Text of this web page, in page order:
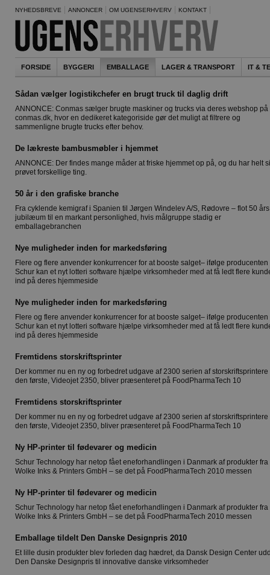
NYHEDSBREVE ANNONCER OM UGENSERHVERV KONTAKT
FORSIDE BYGGERI EMBALLAGE LAGER & TRANSPORT IT &
Sådan vælger logistikchefer en brugt truck til daglig drift
ANNONCE: Conmas sælger brugte maskiner og trucks via deres webshop på
conmas.dk, hvor en dedikeret kategoriside gør det muligt at filtrere og
sammenligne brugte trucks efter behov.
De lækreste bambusmøbler i hjemmet
ANNONCE: Der findes mange måder at friske hjemmet op på, og du har helt
prøvet forskellige ting.
50 år i den grafiske branche
Fra cyklende kemigraf i Spanien til Jørgen Windelev A/S, Rødovre – flot 50 års
jubilæum til en markant personlighed, hvis målgruppe stadig er
emballagebranchen
Nye muligheder inden for markedsføring
Flere og flere anvender konkurrencer for at booste salget– ifølge producenten
Schur kan et nyt lotteri software hjælpe virksomheder med at få ledt flere
ind på deres hjemmeside
Nye muligheder inden for markedsføring
Flere og flere anvender konkurrencer for at booste salget– ifølge producenten
Schur kan et nyt lotteri software hjælpe virksomheder med at få ledt flere
ind på deres hjemmeside
Fremtidens storskriftsprinter
Der kommer nu en ny og forbedret udgave af 2300 serien af storskriftsprintere
den første, Videojet 2350, bliver præsenteret på FoodPharmaTech 10
Fremtidens storskriftsprinter
Der kommer nu en ny og forbedret udgave af 2300 serien af storskriftsprintere
den første, Videojet 2350, bliver præsenteret på FoodPharmaTech 10
Ny HP-printer til fødevarer og medicin
Schur Technology har netop fået eneforhandlingen i Danmark af produkter fra
Wolke Inks & Printers GmbH – se det på FoodPharmaTech 2010 messen
Ny HP-printer til fødevarer og medicin
Schur Technology har netop fået eneforhandlingen i Danmark af produkter fra
Wolke Inks & Printers GmbH – se det på FoodPharmaTech 2010 messen
Emballage tildelt Den Danske Designpris 2010
Et lille dusin produkter blev forleden dag hædret, da Dansk Design Center
Den Danske Designpris til innovative danske virksomheder